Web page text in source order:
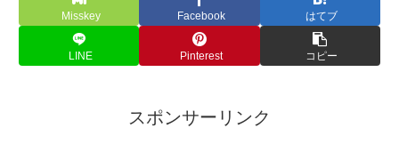
Misskey Facebook はてブ
LINE Pinterest コピー
スポンサーリンク